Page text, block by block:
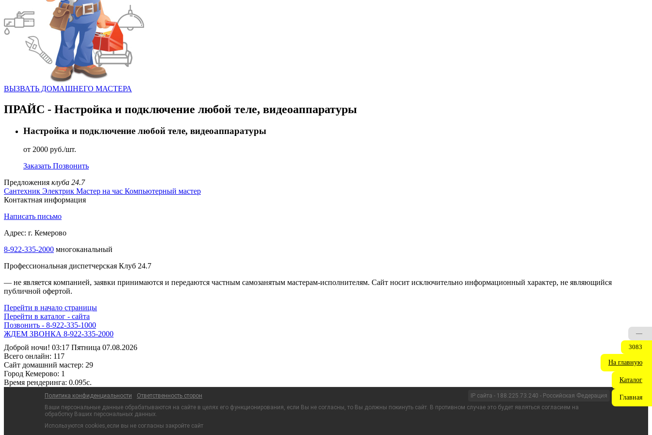
ВЫЗВАТЬ ДОМАШНЕГО МАСТЕРА
ПРАЙС - Настройка и подключение любой теле, видеоаппаратуры
Настройка и подключение любой теле, видеоаппаратуры
от 2000 руб./шт.
Заказать Позвонить
Предложения клуба 24.7
Сантехник Электрик Мастер на час Компьютерный мастер
Контактная информация
Написать письмо
Адрес: г. Кемерово
8-922-335-1000 многоканальный
Профессиональная диспетчерская Клуб 24.7
— не является компанией, заявки принимаются и передаются частным самозанятым мастерам‑исполнителям. Сайт носит исключительно информационный характер, не являющийся
публичной офертой.
Перейти в начало страницы
Перейти в каталог - сайта
Позвонить - 8-922-335-1000
Жми - 8-922-335-3000!
Доброй ночи! 03:17 Пятница 07.08.2026
Всего онлайн: 117
Сайт домашний мастер: 29
Город Кемерово: 1
Время рендеринга: 0.095c.
Политика конфиденциальности Ответственность сторон
IP сайта - 188.225.73.240 - Российская Федерация
Ваши персональные данные обрабатываются на сайте в целях его функционирования, если Вы не согласны, то Вы должны покинуть сайт. В противном случае это будет являться согласием на
обработку Ваших персональных данных.
Используются cookies,если вы не согласны закройте сайт
—
3083
На главную
Каталог
Главная